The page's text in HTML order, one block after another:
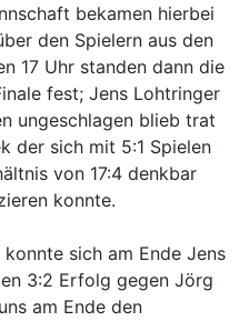
bekamen hierbei
den Spielern aus den
17 Uhr standen dann die
fest; Jens Lohtringer
ungeschlagen blieb trat
der sich mit 5:1 Spielen
von 17:4 denkbar
konnte.
sich am Ende Jens
3:2 Erfolg gegen Jörg
am Ende den